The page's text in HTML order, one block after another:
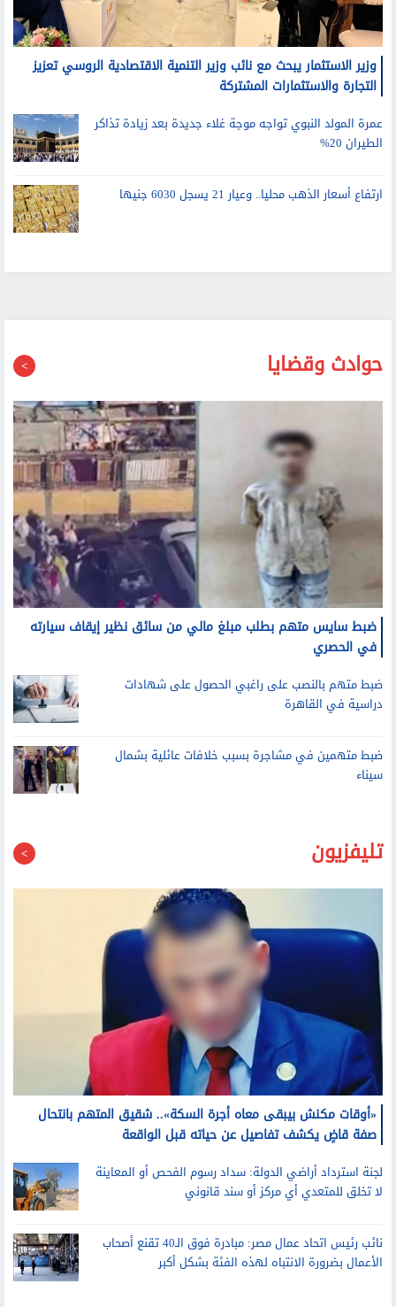
وزير الاستثمار يبحث مع نائب وزير التنمية الاقتصادية الروسي تعزيز
التجارة والاستثمارات المشتركة
عمرة المولد النبوي تواجه موجة غلاء جديدة بعد زيادة تذاكر
الطيران 20%
ارتفاع أسعار الذهب محليا.. وعيار 21 يسجل 6030 جنيها
حوادث وقضايا
ضبط سايس متهم بطلب مبلغ مالي من سائق نظير إيقاف سيارته
في الحصري
ضبط متهم بالنصب على راغبي الحصول على شهادات
دراسية في القاهرة
ضبط متهمين في مشاجرة بسبب خلافات عائلية بشمال
سيناء
تليفزيون
«أوقات مكنش بيبقى معاه أجرة السكة».. شقيق المتهم بانتحال
صفة قاضٍ يكشف تفاصيل عن حياته قبل الواقعة
لجنة استرداد أراضي الدولة: سداد رسوم الفحص أو المعاينة
لا تخلق للمتعدي أي مركز أو سند قانوني
نائب رئيس اتحاد عمال مصر: مبادرة فوق الـ40 تقنع أصحاب
الأعمال بضرورة الانتباه لهذه الفئة بشكل أكبر